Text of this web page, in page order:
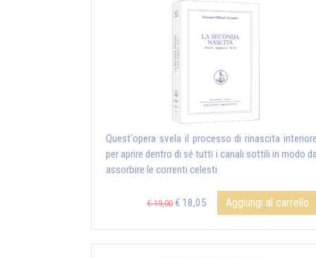
Quest'opera svela il processo di rinascita
per aprire dentro di sé tutti i canali sottili in modo
assorbire le correnti celesti
€ 19,00 € 18,05 Aggiungi al carrello